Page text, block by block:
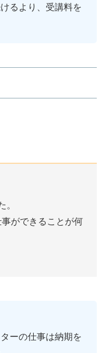
るより、受講料を
ができることが何
ーの仕事は納期を